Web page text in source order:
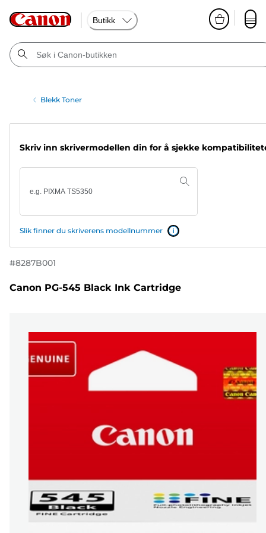
Butikk
Blekk Toner
Skriv inn skrivermodellen din for å sjekke
Slik finner du skriverens modellnummer
#8287B001
Canon PG-545 Black Ink Cartridge